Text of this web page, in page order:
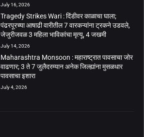
July 16, 2026
Tragedy Strikes Wari : दिंडीवर काळाचा घाला;
पंढरपूरच्या आषाढी वारीतील 7 वारकऱ्यांना ट्रकने उडवले,
जेजुरीजवळ 3 महिला भाविकांचा मृत्यू, 4 जखमी
July 14, 2026
Maharashtra Monsoon : महाराष्ट्रात पावसाचा जोर
वाढणार; 3 ते 7 जुलैदरम्यान अनेक जिल्ह्यांना मुसळधार
पावसाचा इशारा
July 4, 2026